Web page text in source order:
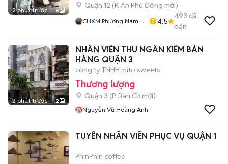
2 phút trước 8
Quận 12 (P. An Phú Đông mới)
CHXM Phương Nam
4.5
493 đã
bán
2 phút trước 2
NHÂN VIÊN THU NGÂN KIÊM BÁN
HÀNG QUẬN 3
công ty TNHH mito sweets
Thương lượng
Quận 3 (P. Bàn Cờmới)
Nguyễn Vũ Hoàng Anh
TUYỂN NHÂN VIÊN PHỤC VỤ QUẬN 1
PhinPhin coffee